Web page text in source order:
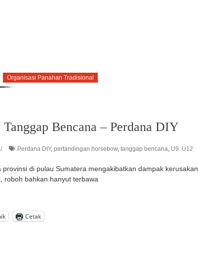
Organisasi Panahan Tradisional
Bencana – Perdana DIY
Perdana DIY, pertandingan horsebow, tanggap bencana, U9. U12
di pulau Sumatera mengakibatkan dampak kerusakan
roboh bahkan hanyut terbawa
Cetak